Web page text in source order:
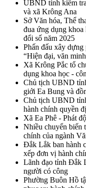
UBND tỉnh kiểm
và xã Krông Ana
Sở Văn hóa, Thể
đua ứng dụng khoa
đổi số năm 2025
Phấn đấu xây
“Hiện đại, văn
Xã Krông Pắc tổ
dụng khoa học -
Chủ tịch UBND
giới Ea Bung và
Chủ tịch UBND
hành chính quyền
Xã Ea Phê - Phát
Nhiều chuyển biến
chính của ngành
Đắk Lắk ban hành
xếp đơn vị hành
Lãnh đạo tỉnh Đắk
người có công
Phường Buôn Hồ